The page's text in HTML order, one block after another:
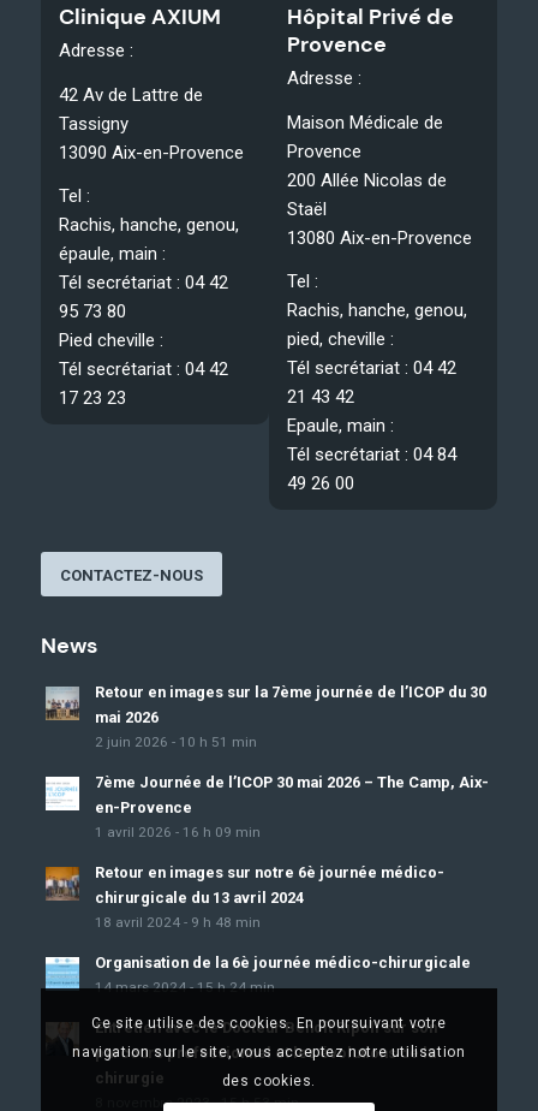
Clinique AXIUM
Adresse :
42 Av de Lattre de
Tassigny
13090 Aix-en-Provence
Tel :
Rachis, hanche, genou,
épaule, main :
Tél secrétariat : 04 42
95 73 80
Pied cheville :
Tél secrétariat : 04 42
17 23 23
Hôpital Privé de
Provence
Adresse :
Maison Médicale de
Provence
200 Allée Nicolas de
Staël
13080 Aix-en-Provence
Tel :
Rachis, hanche, genou,
pied, cheville :
Tél secrétariat : 04 42
21 43 42
Epaule, main :
Tél secrétariat : 04 84
49 26 00
CONTACTEZ-NOUS
News
Retour en images sur la 7ème journée de l’ICOP du 30
mai 2026
2 juin 2026 - 10 h 51 min
7ème Journée de l’ICOP 30 mai 2026 – The Camp, Aix-
en-Provence
1 avril 2026 - 16 h 09 min
Retour en images sur notre 6è journée médico-
chirurgicale du 13 avril 2024
18 avril 2024 - 9 h 48 min
Organisation de la 6è journée médico-chirurgicale
14 mars 2024 - 15 h 24 min
Entretien avec le Docteur Benoît Ripoll sur son
parcours professionnel et les évolutions de la
chirurgie
8 novembre 2023 - 15 h 53 min
Ce site utilise des cookies. En poursuivant votre
navigation sur le site, vous acceptez notre utilisation
des cookies.